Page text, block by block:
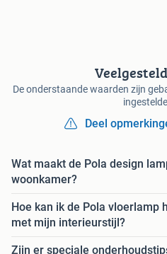
De onderstaande waarden zijn
Deel
Wat maakt de Pola design
woonkamer?
Hoe kan ik de Pola vloerlamp
met mijn interieurstijl?
Zijn er speciale